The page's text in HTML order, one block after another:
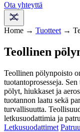
Ota yhteyttä
Home → Tuotteet →
Teollinen
Teollinen pölynpoisto
tuotantoprosesseja.
pölyt, hiukkaset ja
tuotannon laatu sekä
turvallisuutta.
letkusuodattimia ja
Letkusuodattimet